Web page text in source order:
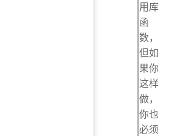
用库
函
数，
但如
果你
这样
做，
你也
必须